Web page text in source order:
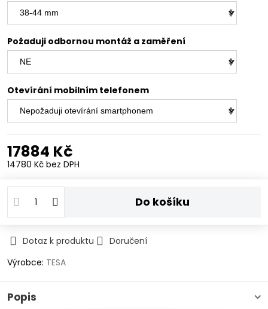
Požaduji odbornou montáž a zaměření
Otevírání mobilním telefonem
17884 Kč
14780 Kč bez DPH
Do košíku
Dotaz k produktu
Doručení
Výrobce: TESA
Popis